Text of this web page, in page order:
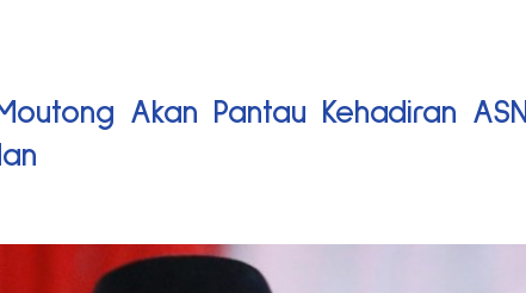
Akan Pantau Kehadiran ASN